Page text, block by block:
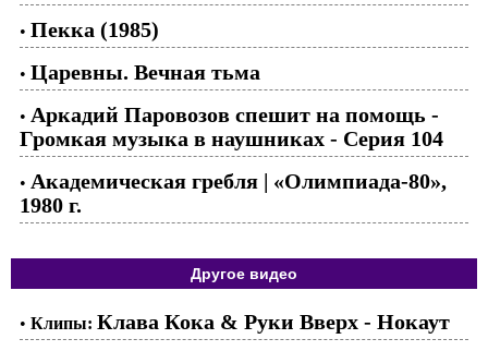
• Пекка (1985)
• Царевны. Вечная тьма
• Аркадий Паровозов спешит на помощь -
Громкая музыка в наушниках - Серия 104
• Академическая гребля | «Олимпиада-80»,
1980 г.
Другое видео
• Клипы: Клава Кока & Руки Вверх - Нокаут